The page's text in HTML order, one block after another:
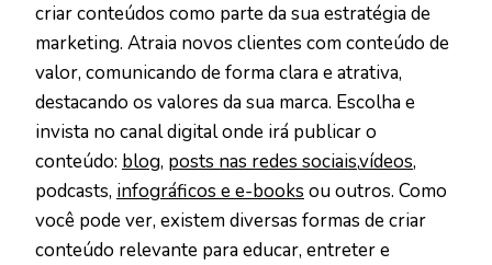
criar conteúdos como parte da sua estratégia de
marketing. Atraia novos clientes com conteúdo de
valor, comunicando de forma clara e atrativa,
destacando os valores da sua marca. Escolha e
invista no canal digital onde irá publicar o
conteúdo: blog, posts nas redes sociais,vídeos,
podcasts, infográficos e e-books ou outros. Como
você pode ver, existem diversas formas de criar
conteúdo relevante para educar, entreter e